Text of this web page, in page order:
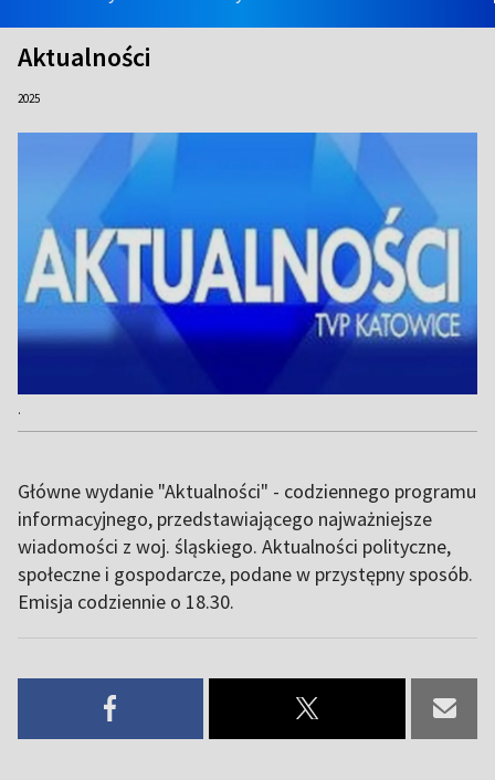
Aktualności
2025
.
Główne wydanie "Aktualności" - codziennego programu
informacyjnego, przedstawiającego najważniejsze
wiadomości z woj. śląskiego. Aktualności polityczne,
społeczne i gospodarcze, podane w przystępny sposób.
Emisja codziennie o 18.30.